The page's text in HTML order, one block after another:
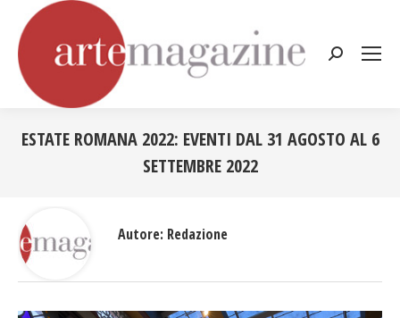
Cerca:
ESTATE ROMANA 2022: EVENTI DAL 31 AGOSTO AL 6
SETTEMBRE 2022
Autore: Redazione